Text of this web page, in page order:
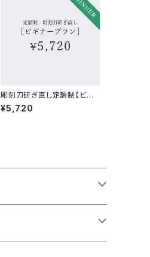
彫刻刀研ぎ直し定額制【ビギ
ナープラン】
¥5,720